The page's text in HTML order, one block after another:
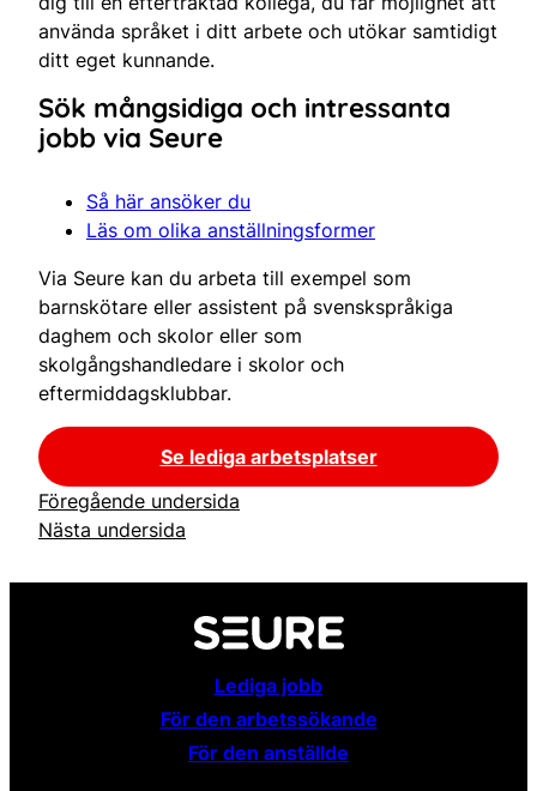
använda språket i ditt arbete och utökar samtidigt
ditt eget kunnande.
Sök mångsidiga och intressanta
jobb via Seure
Så här ansöker du
Läs om olika anställningsformer
Via Seure kan du arbeta till exempel som
barnskötare eller assistent på svenskspråkiga
daghem och skolor eller som
skolgångshandledare i skolor och
eftermiddagsklubbar.
Se lediga arbetsplatser
Föregående undersida
Nästa undersida
Lediga jobb
För den arbetssökande
För den anställde